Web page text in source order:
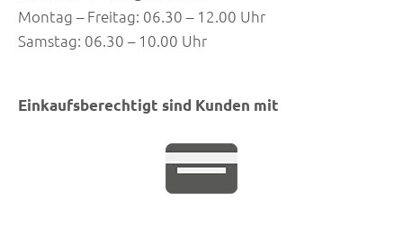
Montag – Freitag: 06.30 – 12.00 Uhr
Samstag: 06.30 – 10.00 Uhr
Einkaufsberechtigt sind Kunden mit